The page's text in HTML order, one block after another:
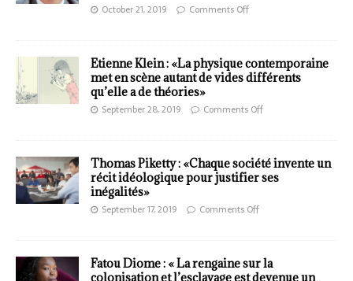
October 21, 2019 Comments Off
Etienne Klein : «La physique contemporaine
met en scène autant de vides différents
qu’elle a de théories»
September 28, 2019 Comments Off
Thomas Piketty : «Chaque société invente un
récit idéologique pour justifier ses
inégalités»
September 17, 2019 Comments Off
Fatou Diome : « La rengaine sur la
colonisation et l’esclavage est devenue un